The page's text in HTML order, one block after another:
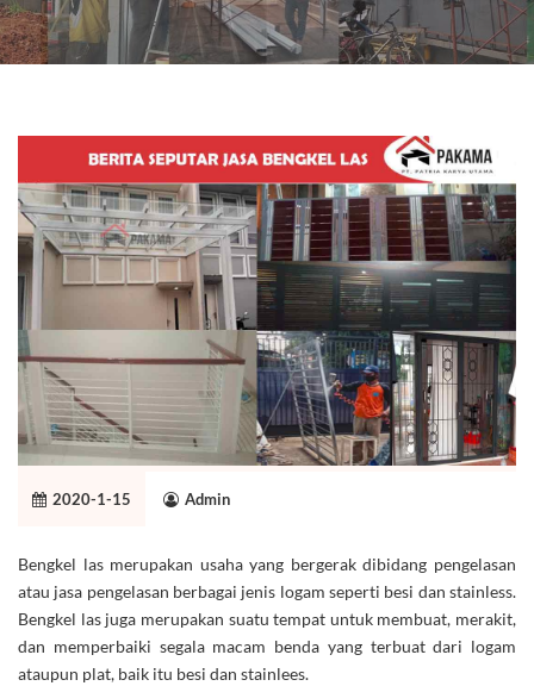
2020-1-15 Admin
Bengkel las merupakan usaha yang bergerak dibidang pengelasan
atau jasa pengelasan berbagai jenis logam seperti besi dan stainless.
Bengkel las juga merupakan suatu tempat untuk membuat, merakit,
dan memperbaiki segala macam benda yang terbuat dari logam
ataupun plat, baik itu besi dan stainlees.